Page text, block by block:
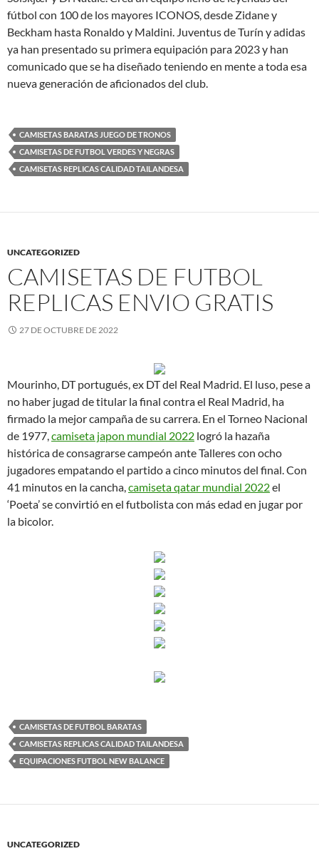
fútbol con 100 de los mayores ICONOS, desde Zidane y
Beckham hasta Ronaldo y Maldini. Juventus de Turín y adidas
ya han presentado su primera equipación para 2023 y han
comunicado que se ha diseñado teniendo en mente a toda esa
nueva generación de aficionados del club.
CAMISETAS BARATAS JUEGO DE TRONOS
CAMISETAS DE FUTBOL VERDES Y NEGRAS
CAMISETAS REPLICAS CALIDAD TAILANDESA
UNCATEGORIZED
CAMISETAS DE FUTBOL
REPLICAS ENVIO GRATIS
27 DE OCTUBRE DE 2022
Mourinho, DT portugués, ex DT del Real Madrid. El luso, pese a
no haber jugad de titular la final contra el Real Madrid, ha
firmado la mejor campaña de su carrera. En el Torneo Nacional
de 1977,camiseta japon mundial 2022 logró la hazaña
histórica de consagrarse campeón ante Talleres con ocho
jugadores empatando el partido a cinco minutos del final. Con
41 minutos en la cancha,camiseta qatar mundial 2022el
‘Poeta’ se convirtió en el futbolista con más edad en jugar por
la bicolor.
CAMISETAS DE FUTBOL BARATAS
CAMISETAS REPLICAS CALIDAD TAILANDESA
EQUIPACIONES FUTBOL NEW BALANCE
UNCATEGORIZED